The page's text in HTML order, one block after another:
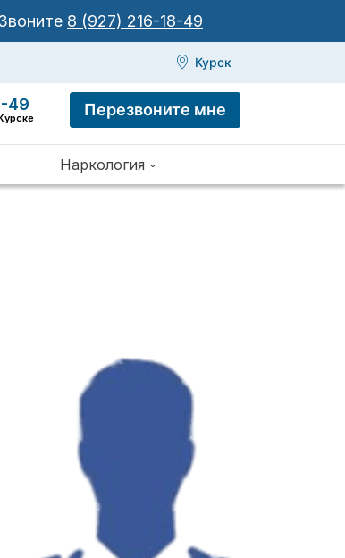
8 (927) 216-18-49
Курск
49 Перезвоните мне
Наркология